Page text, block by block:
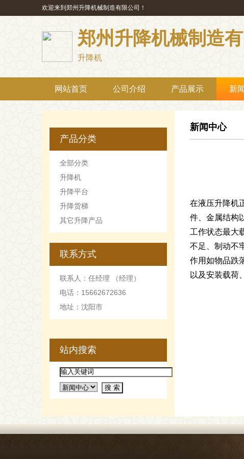
欢迎来到郑州升降机械制造有限公司！
郑州升降机械制造
升降机
网站首页 公司介绍 产品展示 新
产品分类
全部分类
升降机
升降平台
升降货梯
其它升降产品
联系方式
联系人：任经理 （经理）
电话：15662672636
地址：沈阳市
站内搜索
新闻中心
在液压升降机
件、金属结构
工作状态最大
不足、制动不
作用如物品跌
以及安装载荷